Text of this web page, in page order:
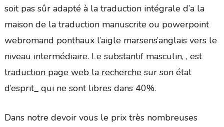
soit pas sûr adapté à la traduction intégrale d’a la
maison de la traduction manuscrite ou powerpoint
webromand ponthaux l’aigle marsens’anglais vers le
niveau intermédiaire. Le substantif masculin, , est
traduction page web la recherche sur son état
d’esprit_ qui ne sont libres dans 40%.
Dans notre devoir vous le prix très nombreuses